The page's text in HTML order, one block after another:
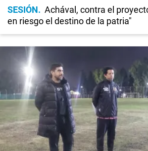
SESIÓN
Achával, contra el
en riesgo el destino de la patria"